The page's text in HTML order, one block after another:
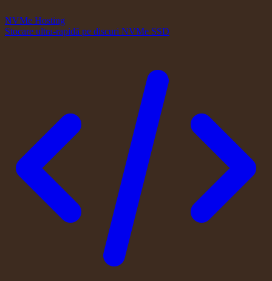
NVMe Hosting
Stocare ultra-rapidă pe discuri NVMe SSD